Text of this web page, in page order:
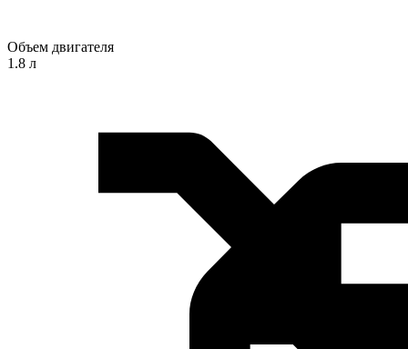
Объем двигателя
1.8 л